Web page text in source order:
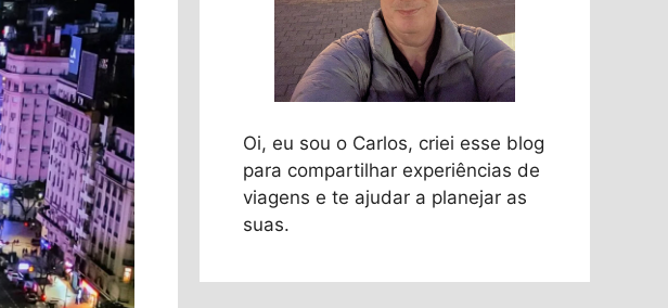
Oi, eu sou o Carlos, criei esse blog
para compartilhar experiências de
viagens e te ajudar a planejar as
suas.